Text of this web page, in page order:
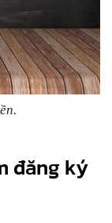
đăng ký